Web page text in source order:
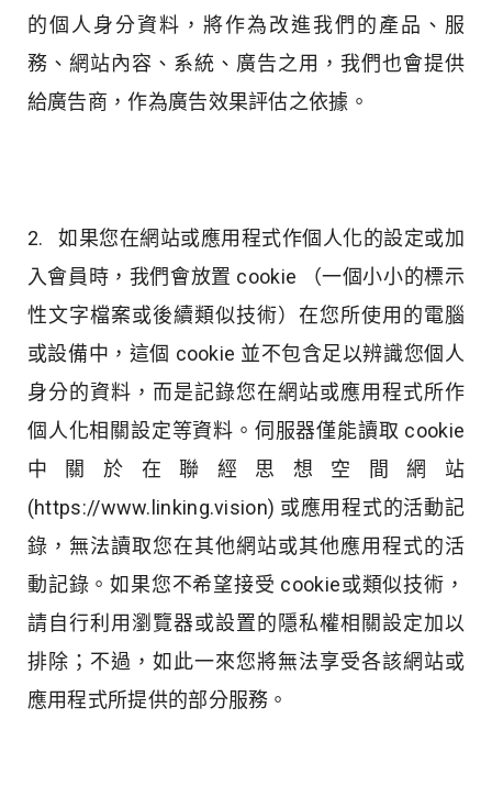
的個人身分資料，將作為改進我們的產品、服
務、網站內容、系統、廣告之用，我們也會提供
給廣告商，作為廣告效果評估之依據。
2. 如果您在網站或應用程式作個人化的設定或加
入會員時，我們會放置 cookie （一個小小的標示
性文字檔案或後續類似技術）在您所使用的電腦
或設備中，這個 cookie 並不包含足以辨識您個人
身分的資料，而是記錄您在網站或應用程式所作
個人化相關設定等資料。伺服器僅能讀取 cookie
中關於在聯經思想空間網站
(https://www.linking.vision) 或應用程式的活動記
錄，無法讀取您在其他網站或其他應用程式的活
動記錄。如果您不希望接受 cookie或類似技術，
請自行利用瀏覽器或設置的隱私權相關設定加以
排除；不過，如此一來您將無法享受各該網站或
應用程式所提供的部分服務。